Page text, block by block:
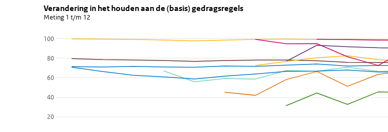
Verandering in het houden aan de gedragsregels
Sla de grafiek 'Verandering in het houden aan de (basis) gedragsregels' over en ga naar de datatabel
Verandering in het houden aan de (basis) gedragsregels
Meting 1 t/m 12
De grafiek heeft 1 X-as die categories weergeeft.
De grafiek heeft 1 Y-as die values weergeeft.
Verandering in het houden aan de (basis) gedragsregels
Meting 1 t/m 12
20
40
60
80
100